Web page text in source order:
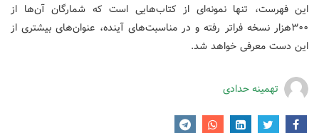
این فهرست، تنها نمونه‌ای از کتاب‌هایی است که شمارگان آن‌ها از
۳۰۰هزار نسخه فراتر رفته و در مناسبت‌های آینده، عنوان‌های بیشتری از
این دست معرفی خواهد شد.
تهمینه حدادی